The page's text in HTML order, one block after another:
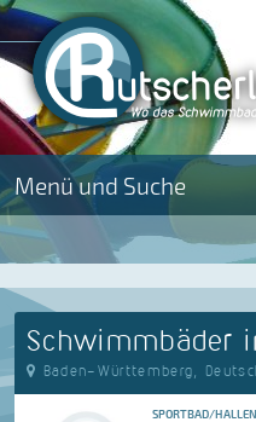
Menü und Suche
Schwimmbäder
Baden-Württemberg,
SPORTBAD/